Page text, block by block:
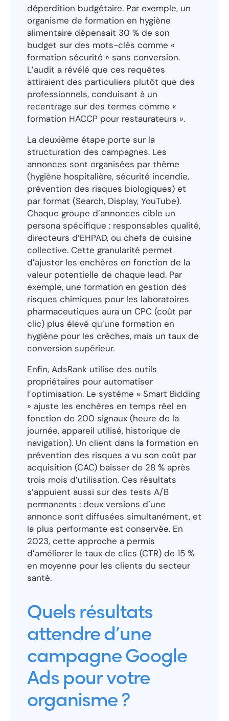
déperdition budgétaire. Par exemple, un
organisme de formation en hygiène
alimentaire dépensait 30 % de son
budget sur des mots-clés comme «
formation sécurité » sans conversion.
L’audit a révélé que ces requêtes
attiraient des particuliers plutôt que des
professionnels, conduisant à un
recentrage sur des termes comme «
formation HACCP pour restaurateurs ».
La deuxième étape porte sur la
structuration des campagnes. Les
annonces sont organisées par thème
(hygiène hospitalière, sécurité incendie,
prévention des risques biologiques) et
par format (Search, Display, YouTube).
Chaque groupe d’annonces cible un
persona spécifique : responsables qualité,
directeurs d’EHPAD, ou chefs de cuisine
collective. Cette granularité permet
d’ajuster les enchères en fonction de la
valeur potentielle de chaque lead. Par
exemple, une formation en gestion des
risques chimiques pour les laboratoires
pharmaceutiques aura un CPC (coût par
clic) plus élevé qu’une formation en
hygiène pour les crèches, mais un taux de
conversion supérieur.
Enfin, AdsRank utilise des outils
propriétaires pour automatiser
l’optimisation. Le système « Smart Bidding
» ajuste les enchères en temps réel en
fonction de 200 signaux (heure de la
journée, appareil utilisé, historique de
navigation). Un client dans la formation en
prévention des risques a vu son coût par
acquisition (CAC) baisser de 28 % après
trois mois d’utilisation. Ces résultats
s’appuient aussi sur des tests A/B
permanents : deux versions d’une
annonce sont diffusées simultanément, et
la plus performante est conservée. En
2023, cette approche a permis
d’améliorer le taux de clics (CTR) de 15 %
en moyenne pour les clients du secteur
santé.
Quels résultats
attendre d’une
campagne Google
Ads pour votre
organisme ?